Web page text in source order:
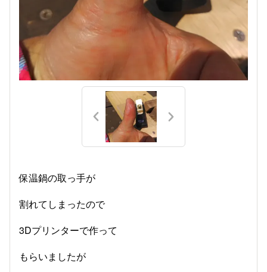
保温鍋の取っ手が
割れてしまったので
3Dプリンターで作って
もらいましたが